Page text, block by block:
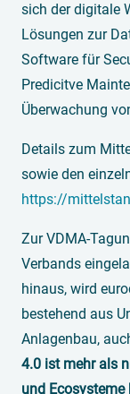
sich der digitale
Lösungen zur
Software für
Predicitve
Überwachung
Details zum
sowie den
https://
Zur VDMA-
Verbands
hinaus, wird
bestehend aus
Anlagenbau,
4.0 ist mehr als
und